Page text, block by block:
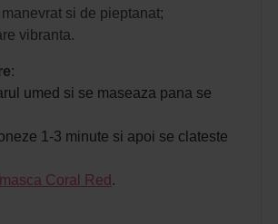
si de pieptanat;
vibranta.
:
umed si se maseaza pana se
1-3 minute si apoi se clateste
masca Coral Red .